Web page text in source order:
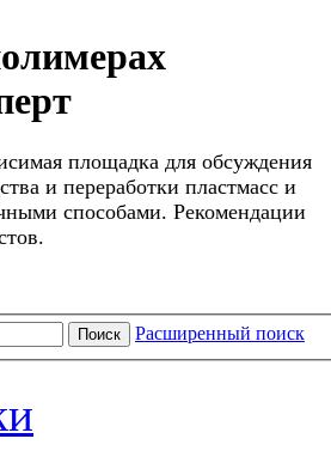
площадка для обсуждения
и переработки пластмасс и
способами. Рекомендации
Поиск Расширенный поиск